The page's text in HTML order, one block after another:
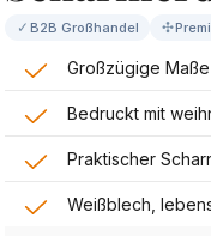
✓ B2B Großhandel ✣
Großzügige
Bedruckt mit
Praktischer
Weißblech,